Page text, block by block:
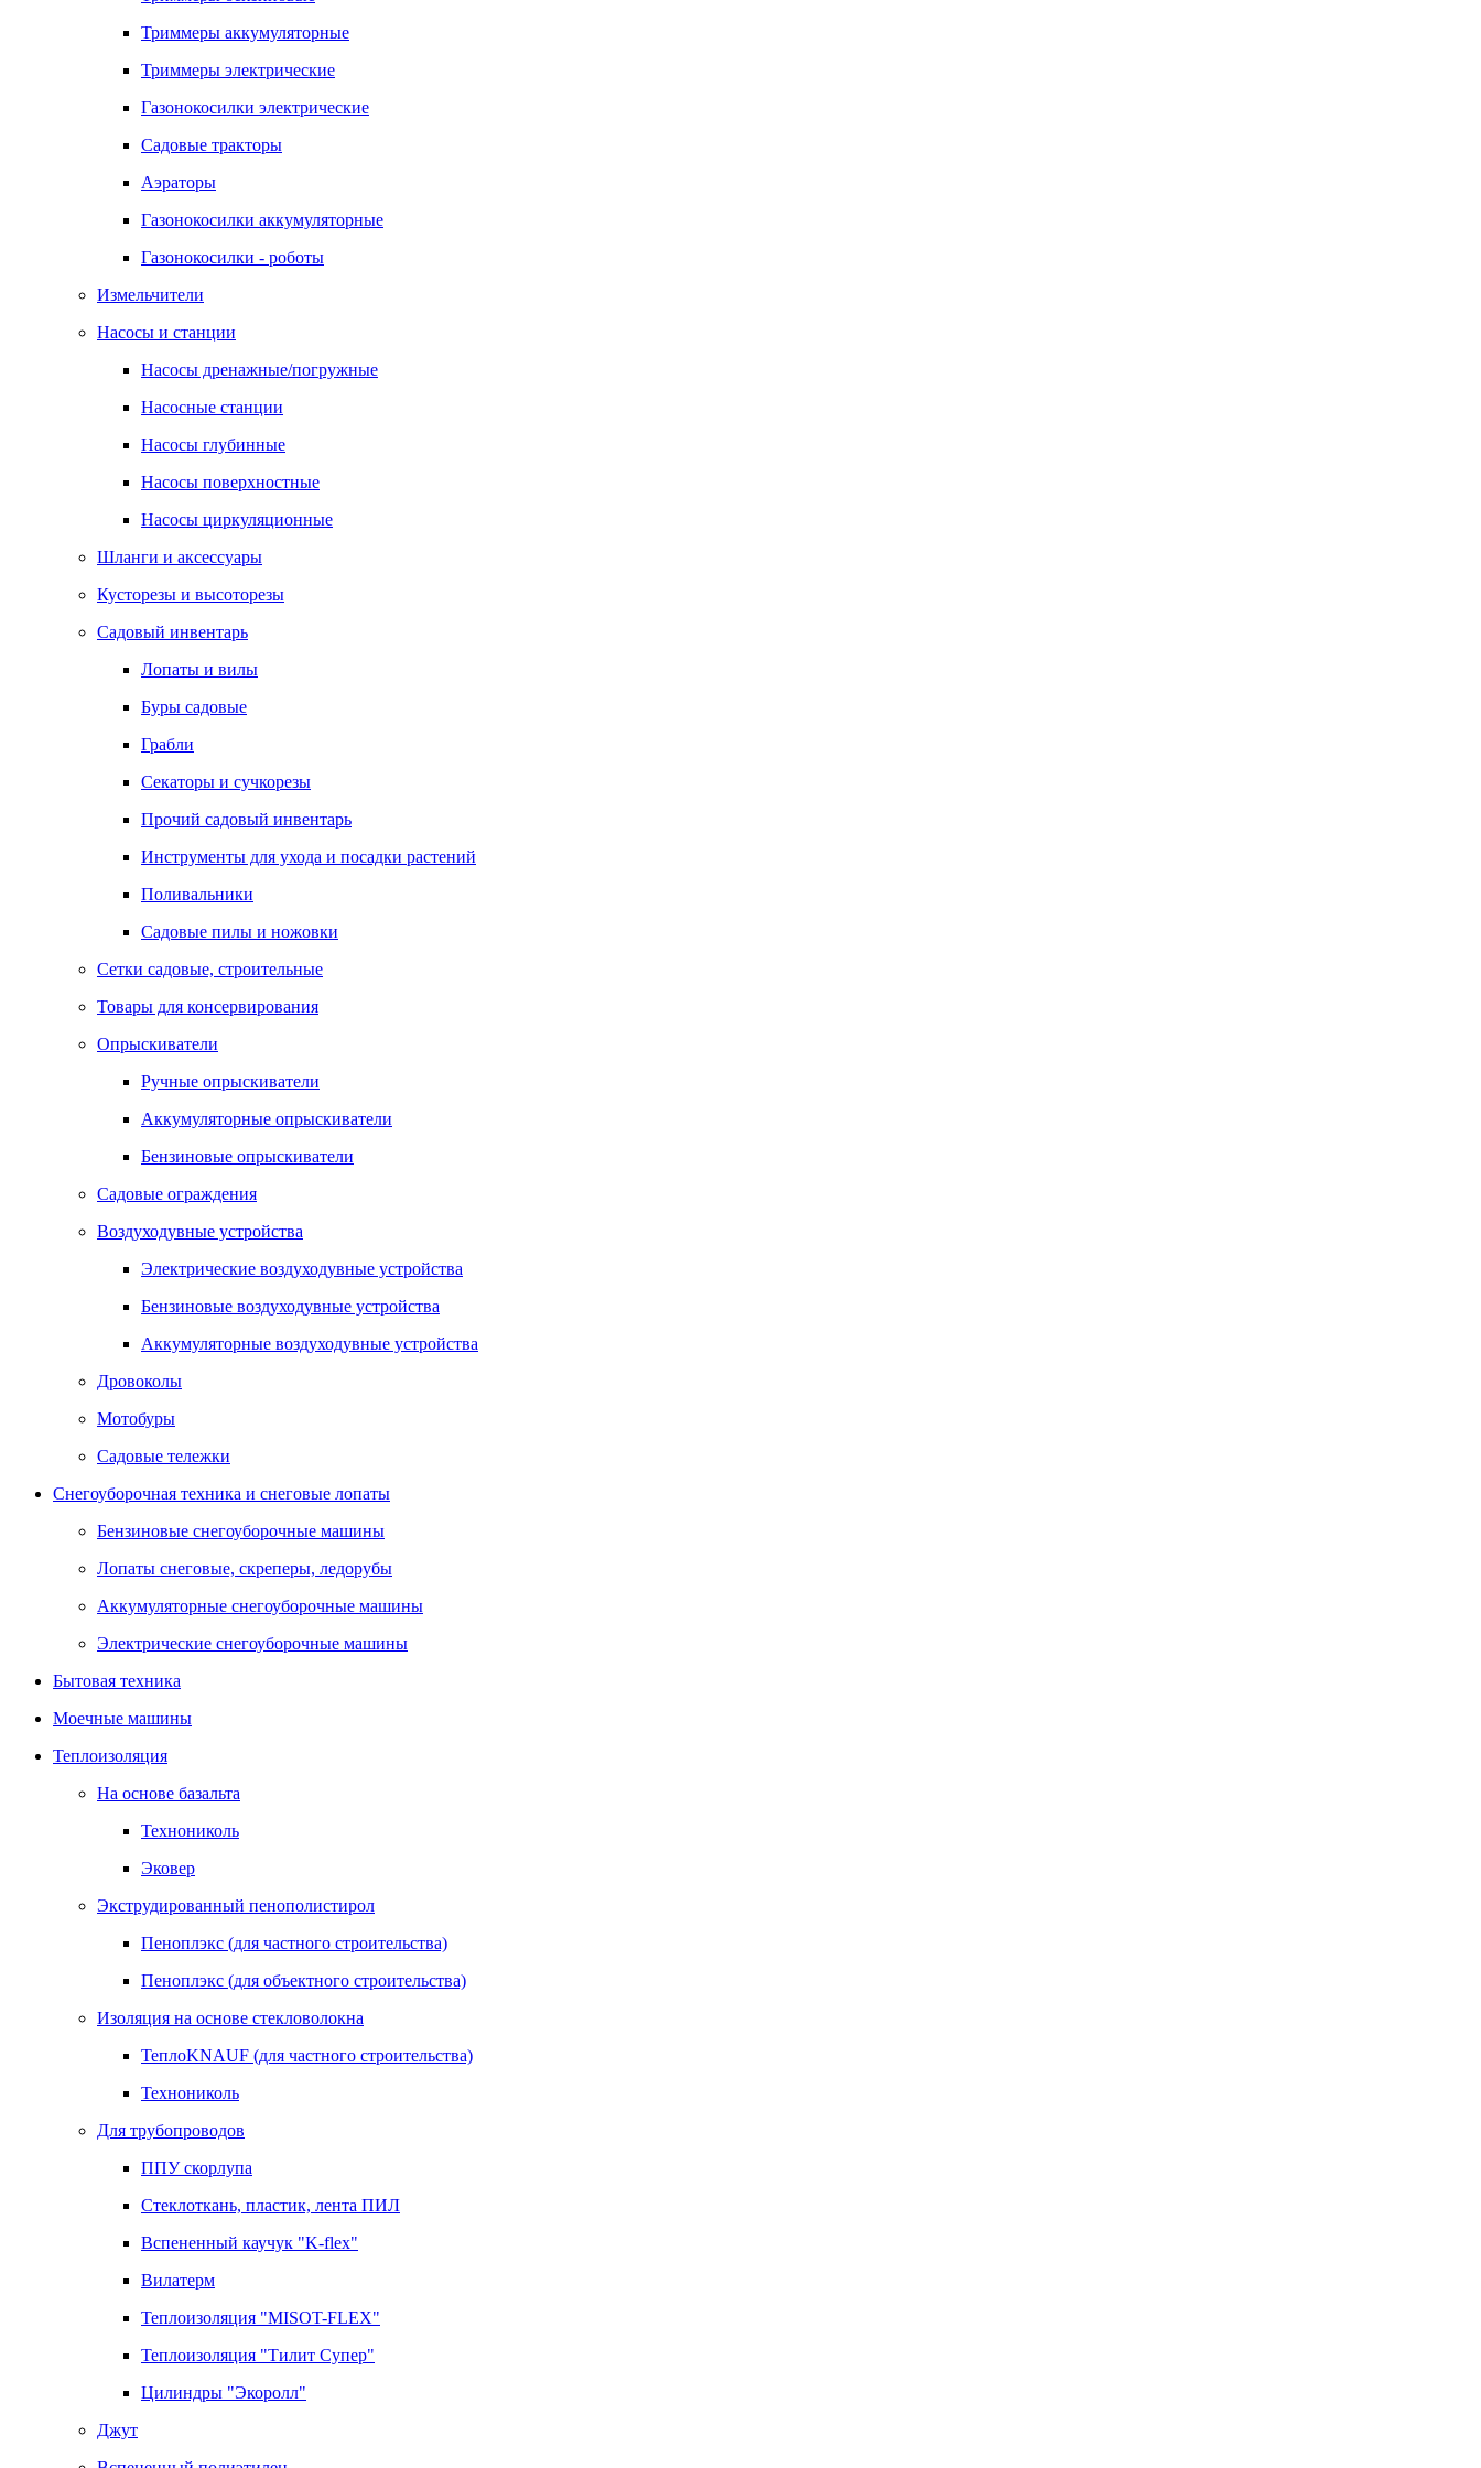
Триммеры аккумуляторные
Триммеры электрические
Газонокосилки электрические
Садовые тракторы
Аэраторы
Газонокосилки аккумуляторные
Газонокосилки - роботы
Измельчители
Насосы и станции
Насосы дренажные/погружные
Насосные станции
Насосы глубинные
Насосы поверхностные
Насосы циркуляционные
Шланги и аксессуары
Кусторезы и высоторезы
Садовый инвентарь
Лопаты и вилы
Буры садовые
Грабли
Секаторы и сучкорезы
Прочий садовый инвентарь
Инструменты для ухода и посадки растений
Поливальники
Садовые пилы и ножовки
Сетки садовые, строительные
Товары для консервирования
Опрыскиватели
Ручные опрыскиватели
Аккумуляторные опрыскиватели
Бензиновые опрыскиватели
Садовые ограждения
Воздуходувные устройства
Электрические воздуходувные устройства
Бензиновые воздуходувные устройства
Аккумуляторные воздуходувные устройства
Дровоколы
Мотобуры
Садовые тележки
Снегоуборочная техника и снеговые лопаты
Бензиновые снегоуборочные машины
Лопаты снеговые, скреперы, ледорубы
Аккумуляторные снегоуборочные машины
Электрические снегоуборочные машины
Бытовая техника
Моечные машины
Теплоизоляция
На основе базальта
Технониколь
Эковер
Экструдированный пенополистирол
Пеноплэкс (для частного строительства)
Пеноплэкс (для объектного строительства)
Изоляция на основе стекловолокна
ТеплоKNAUF (для частного строительства)
Технониколь
Для трубопроводов
ППУ скорлупа
Стеклоткань, пластик, лента ПИЛ
Вспененный каучук "K-flex"
Вилатерм
Теплоизоляция "MISOT-FLEX"
Теплоизоляция "Тилит Супер"
Цилиндры "Экоролл"
Джут